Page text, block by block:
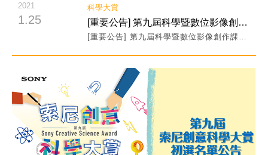
2021
1.25
科學大賞
[重要公告] 第九屆科學暨數位影像創作課程 因應疫情改為線上授課
閱讀詳細內容